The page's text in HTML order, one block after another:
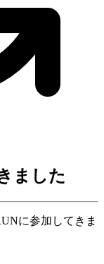
ました
に参加してきま